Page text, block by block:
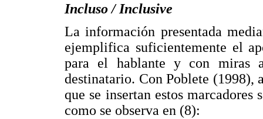
Incluso / Inclusive
La información presentada
ejemplifica suficientemente el
para el hablante y con miras
destinatario. Con Poblete (1998),
que se insertan estos
como se observa en (8):